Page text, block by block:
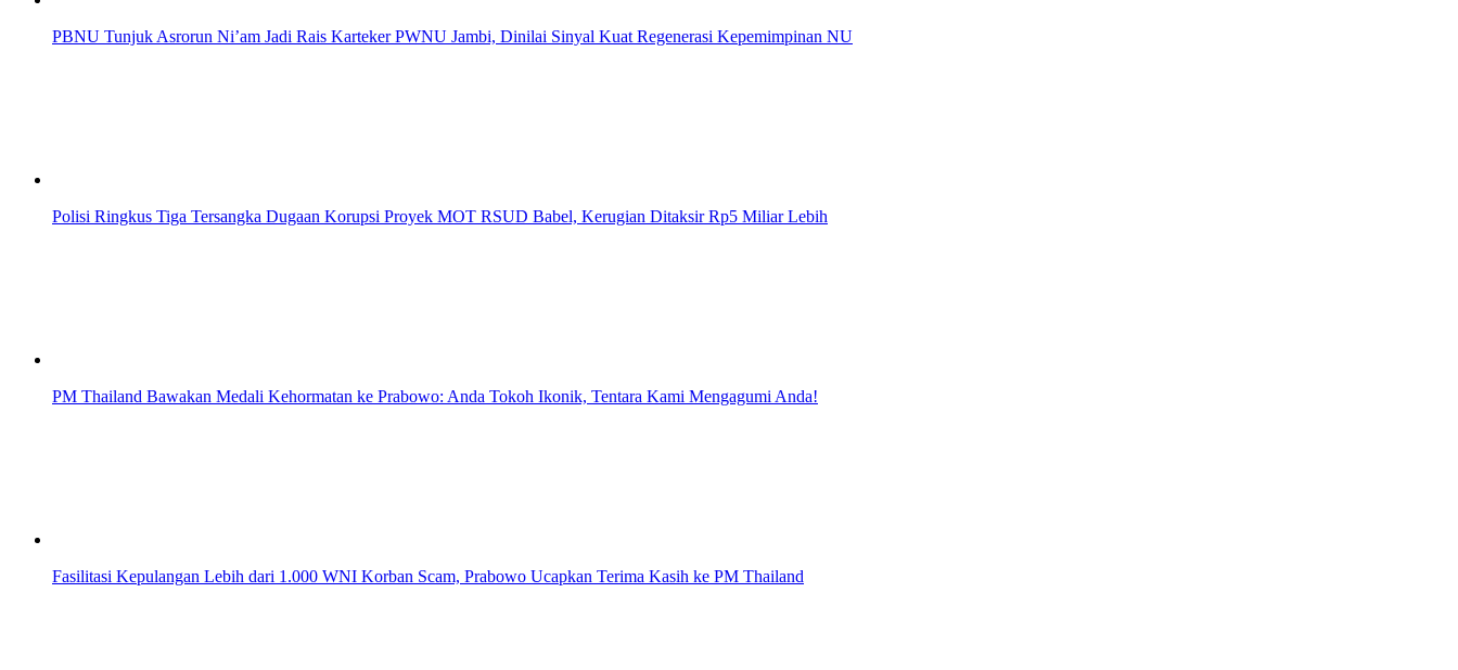
PBNU Tunjuk Asrorun Ni’am Jadi Rais Karteker PWNU Jambi, Dinilai Sinyal Kuat Regenerasi Kepemimpinan NU
Polisi Ringkus Tiga Tersangka Dugaan Korupsi Proyek MOT RSUD Babel, Kerugian Ditaksir Rp5 Miliar Lebih
PM Thailand Bawakan Medali Kehormatan ke Prabowo: Anda Tokoh Ikonik, Tentara Kami Mengagumi Anda!
Fasilitasi Kepulangan Lebih dari 1.000 WNI Korban Scam, Prabowo Ucapkan Terima Kasih ke PM Thailand